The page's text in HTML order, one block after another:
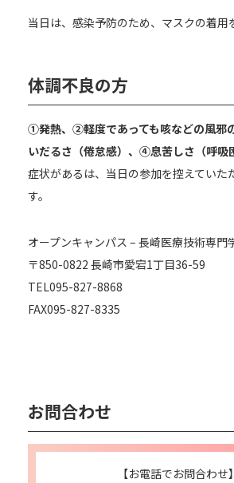
当日は、感染予防のため、マスクの着用
体調不良の方
①発熱、②軽度であっても咳などの風邪
いだるさ（倦怠感）、④息苦しさ（呼吸
症状があるは、当日の参加を控えていた
す。
オープンキャンパス – 長崎医療技術専門
〒850-0822 長崎市愛宕1丁目36-59
TEL095-827-8868
FAX095-827-8335
お問合わせ
【お電話でお問合わせ】
アクセス
twitter